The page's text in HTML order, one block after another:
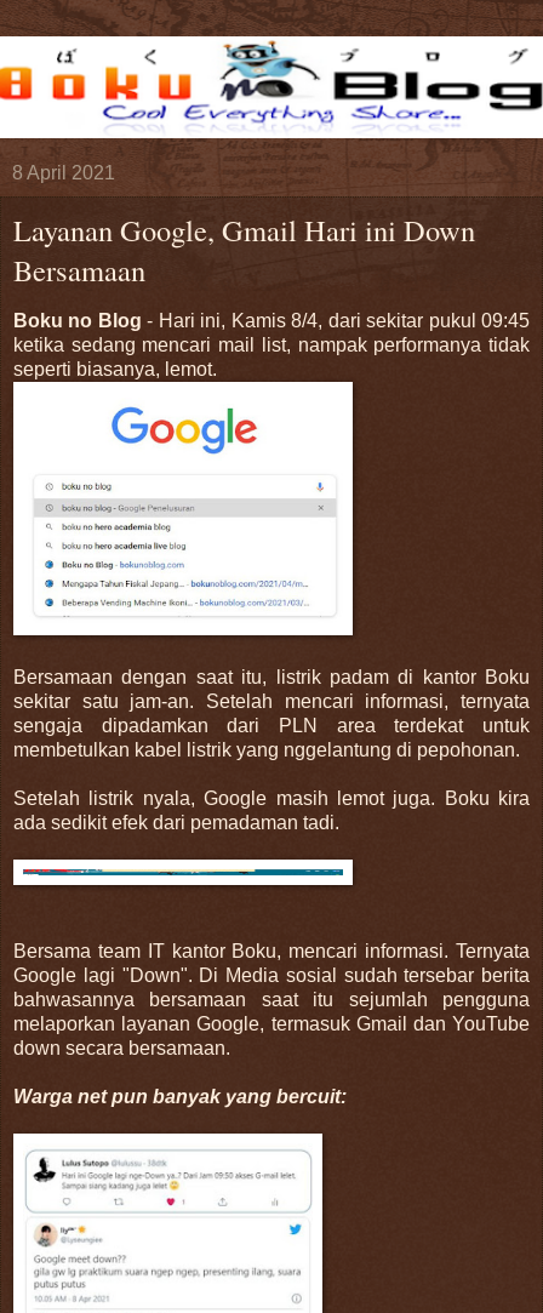
8 April 2021
Layanan Google, Gmail Hari ini Down
Bersamaan
Boku no Blog - Hari ini, Kamis 8/4, dari sekitar pukul 09:45
ketika sedang mencari mail list, nampak performanya tidak
seperti biasanya, lemot.
Bersamaan dengan saat itu, listrik padam di kantor Boku
sekitar satu jam-an. Setelah mencari informasi, ternyata
sengaja dipadamkan dari PLN area terdekat untuk
membetulkan kabel listrik yang nggelantung di pepohonan.
Setelah listrik nyala, Google masih lemot juga. Boku kira
ada sedikit efek dari pemadaman tadi.
Bersama team IT kantor Boku, mencari informasi. Ternyata
Google lagi "Down". Di Media sosial sudah tersebar berita
bahwasannya bersamaan saat itu sejumlah pengguna
melaporkan layanan Google, termasuk Gmail dan YouTube
down secara bersamaan.
Warga net pun banyak yang bercuit: